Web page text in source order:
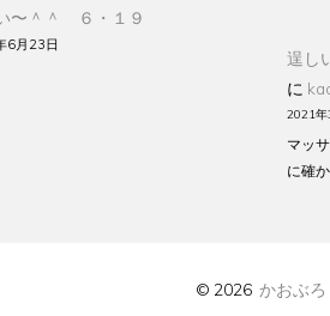
〜＾＾ ６・１９
6月23日
逞し
に
2021年
マッ
に確
© 2026 かおぶろ